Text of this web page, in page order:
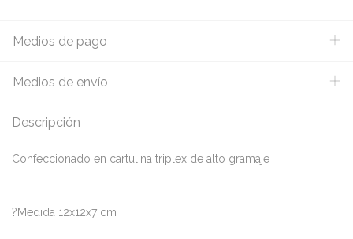
Medios de pago
Medios de envío
Descripción
Confeccionado en cartulina triplex de alto gramaje
?Medida 12x12x7 cm